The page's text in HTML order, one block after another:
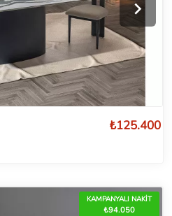
₺125.400
KAMPANYALI NAKİT
₺94.050